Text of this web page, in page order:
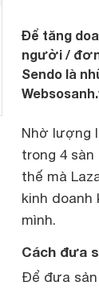
Để tăng
người / đơn
Sendo là
Nhờ lượng
trong 4
thế mà
kinh doanh
mình.
Cách đưa
Để đưa